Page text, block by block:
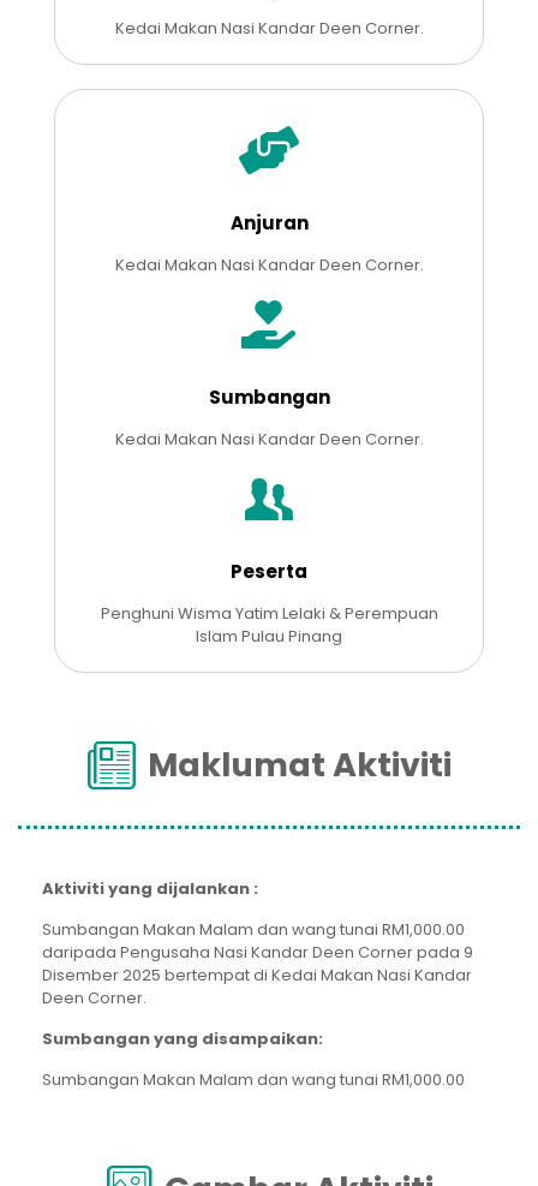
Kedai Makan Nasi Kandar Deen Corner.
Anjuran
Kedai Makan Nasi Kandar Deen Corner.
Sumbangan
Kedai Makan Nasi Kandar Deen Corner.
Peserta
Penghuni Wisma Yatim Lelaki & Perempuan
Islam Pulau Pinang
Maklumat Aktiviti
Aktiviti yang dijalankan :
Sumbangan Makan Malam dan wang tunai RM1,000.00
daripada Pengusaha Nasi Kandar Deen Corner pada 9
Disember 2025 bertempat di Kedai Makan Nasi Kandar
Deen Corner.
Sumbangan yang disampaikan:
Sumbangan Makan Malam dan wang tunai RM1,000.00